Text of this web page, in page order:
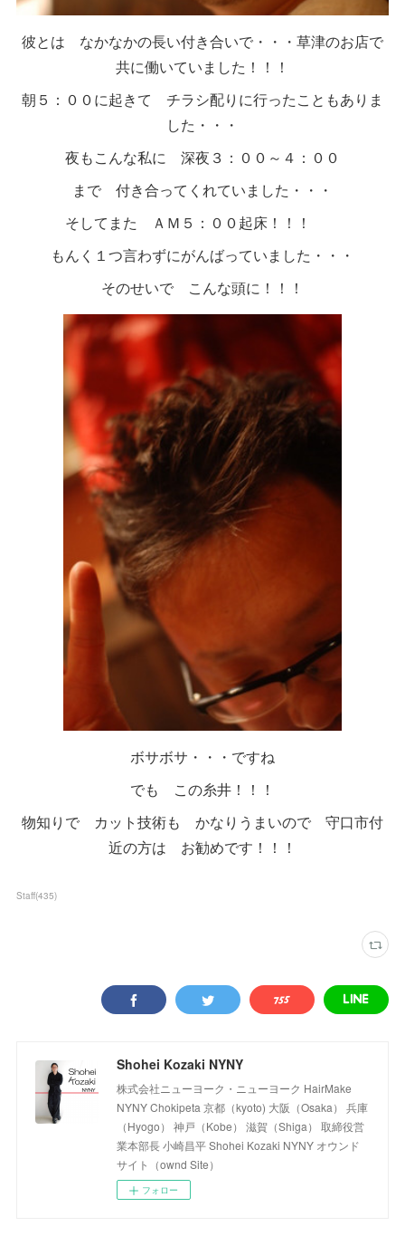
彼とは なかなかの長い付き合いで・・・草津のお店で
共に働いていました！！！
朝５：００に起きて チラシ配りに行ったこともありま
した・・・
夜もこんな私に 深夜３：００～４：００
まで 付き合ってくれていました・・・
そしてまた ＡＭ５：００起床！！！
もんく１つ言わずにがんばっていました・・・
そのせいで こんな頭に！！！
ボサボサ・・・ですね
でも この糸井！！！
物知りで カット技術も かなりうまいので 守口市付
近の方は お勧めです！！！
Staff(435)
Shohei Kozaki NYNY
株式会社ニューヨーク・ニューヨーク HairMake
NYNY Chokipeta 京都（kyoto) 大阪（Osaka） 兵庫
（Hyogo） 神戸（Kobe） 滋賀（Shiga） 取締役営
業本部長 小崎昌平 Shohei Kozaki NYNY オウンド
サイト（ownd Site）
フォロー